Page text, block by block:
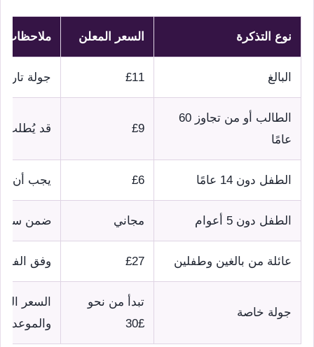
نوع التذكرة السعر المعلن ملاحظات
البالغ £11 جولة
الطالب أو من تجاوز 60
عامًا
£9 قد يُطلب
الطفل دون 14 عامًا £6 يجب أن
الطفل دون 5 أعوام مجاني ضمن سعة
عائلة من بالغين وطفلين £27 وفق الفئة
جولة خاصة
تبدأ من نحو
£30
السعر
والموعد